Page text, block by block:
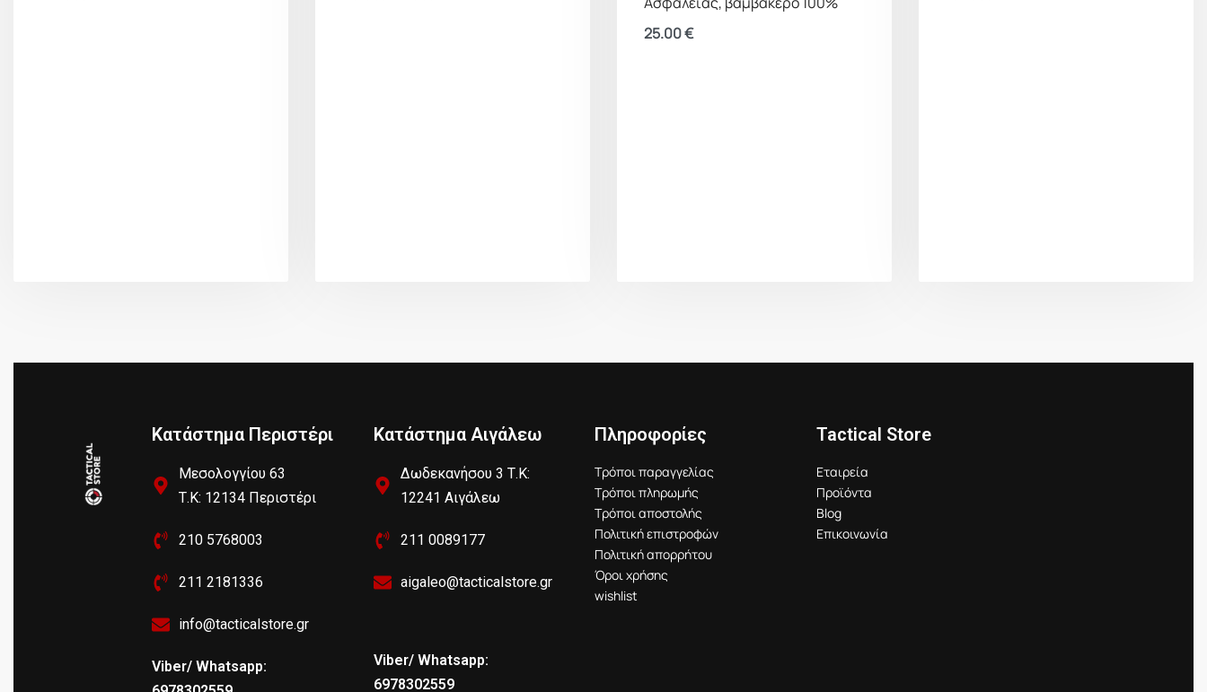
25.00€
Κατάστημα Περιστέρι
Μεσολογγίου 63
Τ.Κ: 12134 Περιστέρι
210 5768003
211 2181336
info@tacticalstore.gr
Viber/ Whatsapp:
Κατάστημα Αιγάλεω
Δωδεκανήσου 3 Τ.Κ:
12241 Αιγάλεω
211 0089177
aigaleo@tacticalstore.gr
Viber/ Whatsapp:
6978302559
Πληροφορίες
Τρόποι παραγγελίας
Τρόποι πληρωμής
Τρόποι αποστολής
Πολιτική επιστροφών
Πολιτική απορρήτου
Όροι χρήσης
wishlist
Tactical Store
Εταιρεία
Προϊόντα
Blog
Επικοινωνία